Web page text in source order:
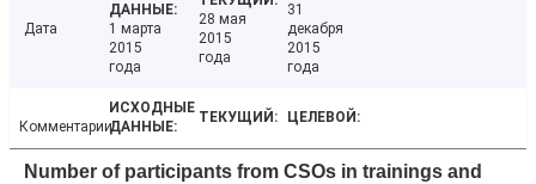
Дата
1 марта
2015
года
28 мая
2015
года
31
декабря
2015
года
Комментарии
Number of participants from CSOs in trainings and